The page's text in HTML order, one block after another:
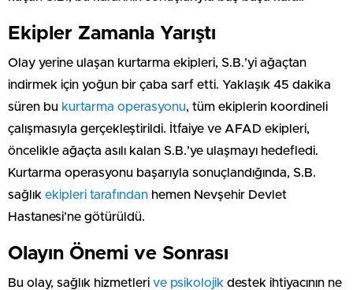
Ekipler Zamanla Yarıştı
Olay yerine ulaşan kurtarma ekipleri, S.B.’yi ağaçtan
indirmek için yoğun bir çaba sarf etti. Yaklaşık 45 dakika
süren bu kurtarma operasyonu, tüm ekiplerin koordineli
çalışmasıyla gerçekleştirildi. İtfaiye ve AFAD ekipleri,
öncelikle ağaçta asılı kalan S.B.’ye ulaşmayı hedefledi.
Kurtarma operasyonu başarıyla sonuçlandığında, S.B.
sağlık ekipleri tarafından hemen Nevşehir Devlet
Hastanesi’ne götürüldü.
Olayın Önemi ve Sonrası
Bu olay, sağlık hizmetleri ve psikolojik destek ihtiyacının ne